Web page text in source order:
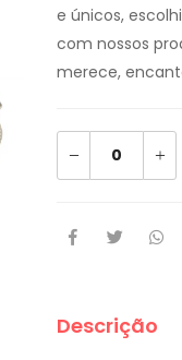
e únicos,
com nossos
merece,
Descrição